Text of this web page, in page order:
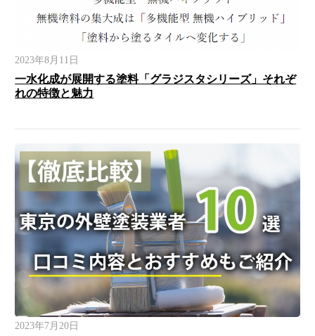
2023年8月11日
一水化成が展開する塗料「グラジスタシリーズ」それぞ
れの特徴と魅力
2023年7月20日